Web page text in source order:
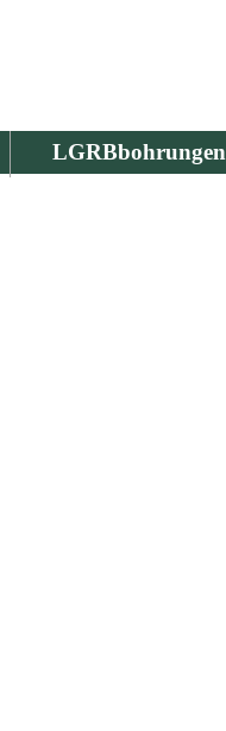
LGRBbohrungen